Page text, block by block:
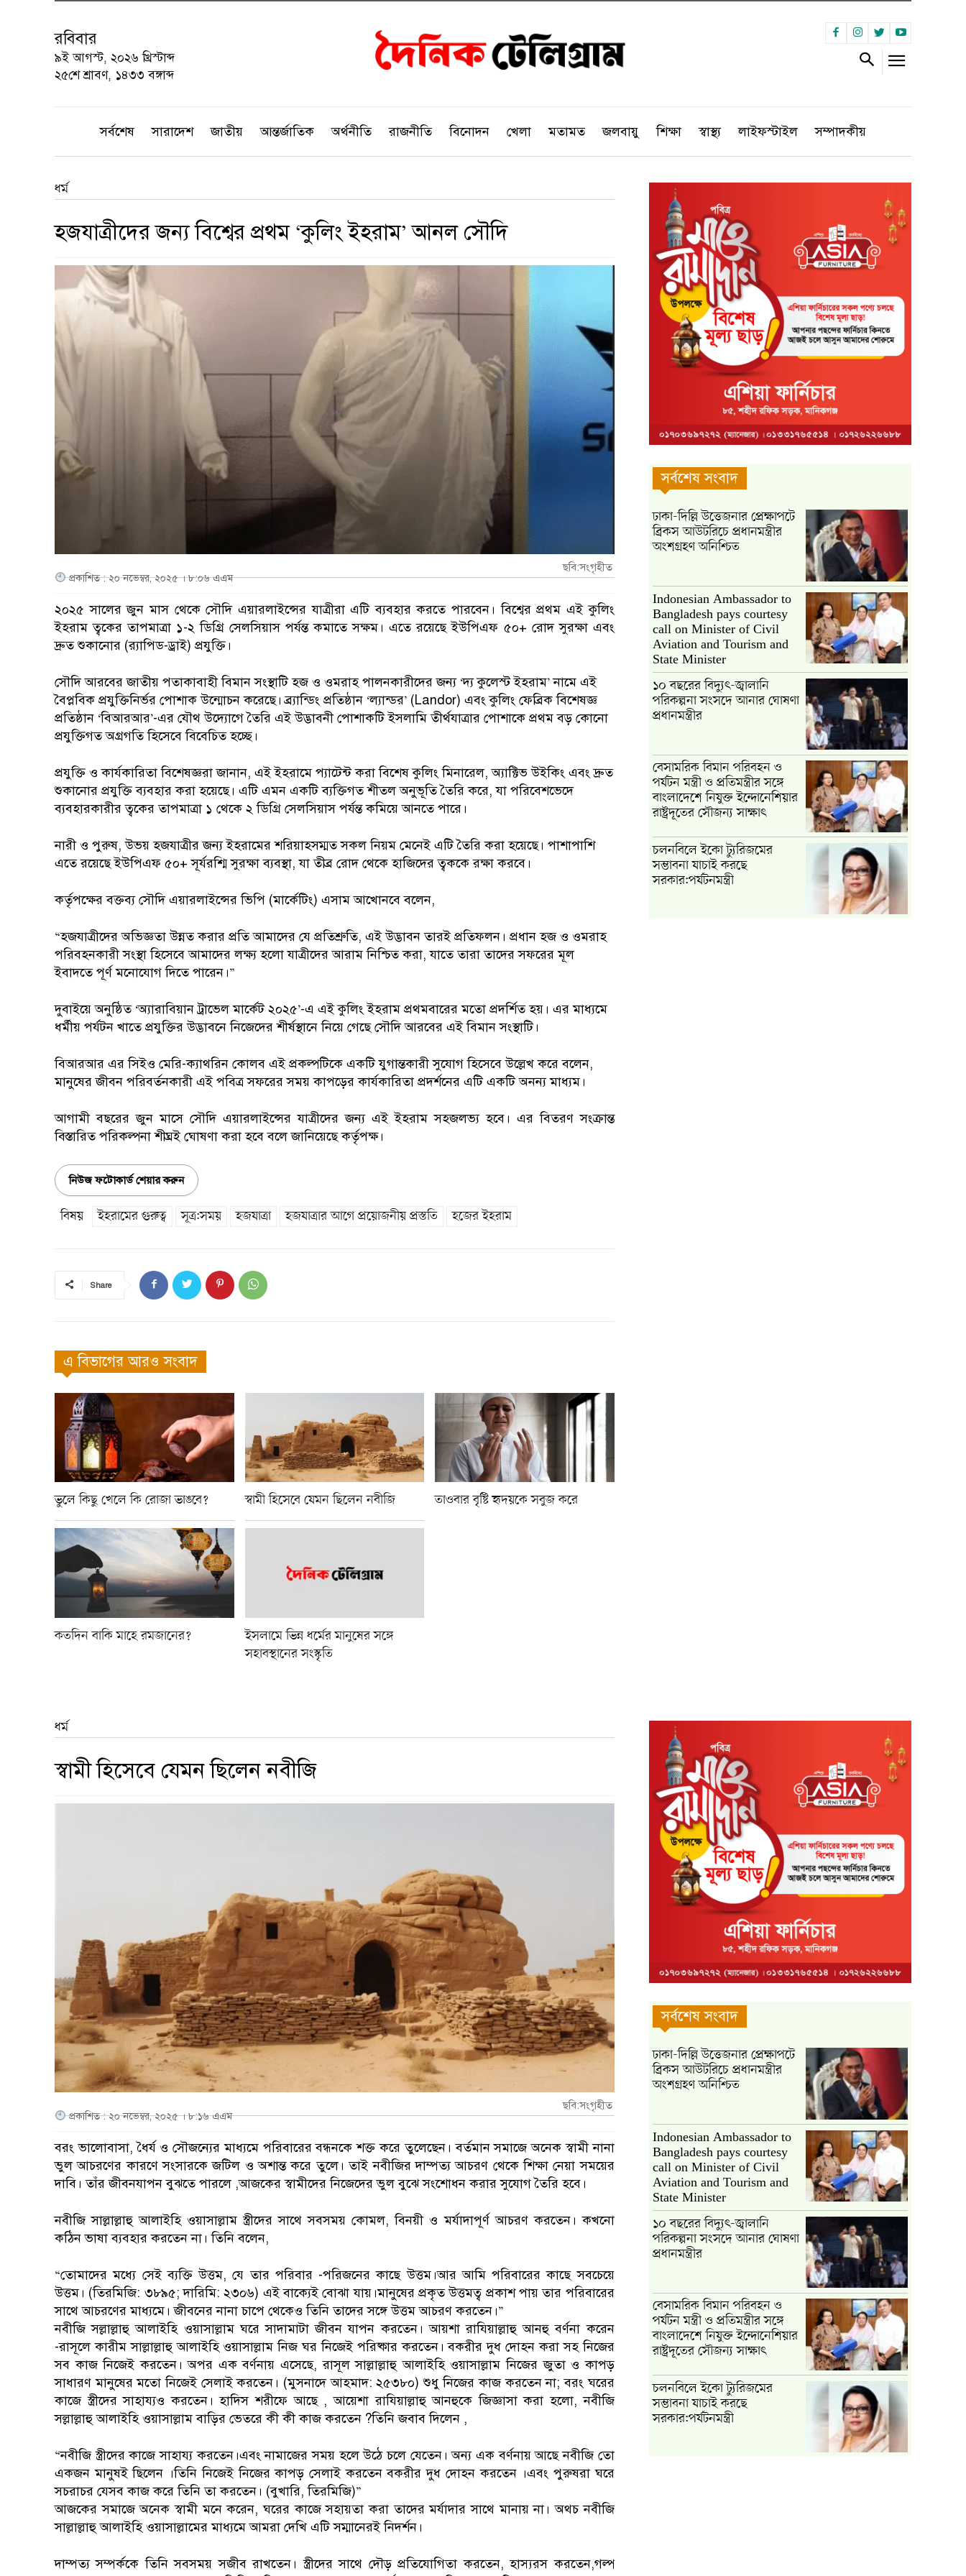
রবিবার
৯ই আগস্ট, ২০২৬ খ্রিস্টাব্দ
২৫শে শ্রাবণ, ১৪৩৩ বঙ্গাব্দ
সর্বশেষ সারাদেশ জাতীয় আন্তর্জাতিক অর্থনীতি রাজনীতি বিনোদন খেলা মতামত জলবায়ু শিক্ষা স্বাস্থ্য লাইফস্টাইল সম্পাদকীয়
ধর্ম
হজযাত্রীদের জন্য বিশ্বের প্রথম ‘কুলিং ইহরাম’ আনল সৌদি
ছবি:সংগৃহীত
প্রকাশিত : ২০ নভেম্বর, ২০২৫ । ৮:০৬ এএম
২০২৫ সালের জুন মাস থেকে সৌদি এয়ারলাইন্সের যাত্রীরা এটি ব্যবহার করতে পারবেন। বিশ্বের প্রথম এই কুলিং
ইহরাম ত্বকের তাপমাত্রা ১-২ ডিগ্রি সেলসিয়াস পর্যন্ত কমাতে সক্ষম। এতে রয়েছে ইউপিএফ ৫০+ রোদ সুরক্ষা এবং
দ্রুত শুকানোর (র‍্যাপিড-ড্রাই) প্রযুক্তি।
সৌদি আরবের জাতীয় পতাকাবাহী বিমান সংস্থাটি হজ ও ওমরাহ পালনকারীদের জন্য ‘দ্য কুলেস্ট ইহরাম’ নামে এই
বৈপ্লবিক প্রযুক্তিনির্ভর পোশাক উন্মোচন করেছে। ব্র্যান্ডিং প্রতিষ্ঠান ‘ল্যান্ডর’ (Landor) এবং কুলিং ফেব্রিক বিশেষজ্ঞ
প্রতিষ্ঠান ‘বিআরআর’-এর যৌথ উদ্যোগে তৈরি এই উদ্ভাবনী পোশাকটি ইসলামি তীর্থযাত্রার পোশাকে প্রথম বড় কোনো
প্রযুক্তিগত অগ্রগতি হিসেবে বিবেচিত হচ্ছে।
প্রযুক্তি ও কার্যকারিতা বিশেষজ্ঞরা জানান, এই ইহরামে প্যাটেন্ট করা বিশেষ কুলিং মিনারেল, অ্যাক্টিভ উইকিং এবং দ্রুত
শুকানোর প্রযুক্তি ব্যবহার করা হয়েছে। এটি এমন একটি ব্যক্তিগত শীতল অনুভূতি তৈরি করে, যা পরিবেশভেদে
ব্যবহারকারীর ত্বকের তাপমাত্রা ১ থেকে ২ ডিগ্রি সেলসিয়াস পর্যন্ত কমিয়ে আনতে পারে।
নারী ও পুরুষ, উভয় হজযাত্রীর জন্য ইহরামের শরিয়াহসম্মত সকল নিয়ম মেনেই এটি তৈরি করা হয়েছে। পাশাপাশি
এতে রয়েছে ইউপিএফ ৫০+ সূর্যরশ্মি সুরক্ষা ব্যবস্থা, যা তীব্র রোদ থেকে হাজিদের ত্বককে রক্ষা করবে।
কর্তৃপক্ষের বক্তব্য সৌদি এয়ারলাইন্সের ভিপি (মার্কেটিং) এসাম আখোনবে বলেন,
“হজযাত্রীদের অভিজ্ঞতা উন্নত করার প্রতি আমাদের যে প্রতিশ্রুতি, এই উদ্ভাবন তারই প্রতিফলন। প্রধান হজ ও ওমরাহ
পরিবহনকারী সংস্থা হিসেবে আমাদের লক্ষ্য হলো যাত্রীদের আরাম নিশ্চিত করা, যাতে তারা তাদের সফরের মূল
ইবাদতে পূর্ণ মনোযোগ দিতে পারেন।”
দুবাইয়ে অনুষ্ঠিত ‘অ্যারাবিয়ান ট্রাভেল মার্কেট ২০২৫’-এ এই কুলিং ইহরাম প্রথমবারের মতো প্রদর্শিত হয়। এর মাধ্যমে
ধর্মীয় পর্যটন খাতে প্রযুক্তির উদ্ভাবনে নিজেদের শীর্ষস্থানে নিয়ে গেছে সৌদি আরবের এই বিমান সংস্থাটি।
বিআরআর এর সিইও মেরি-ক্যাথরিন কোলব এই প্রকল্পটিকে একটি যুগান্তকারী সুযোগ হিসেবে উল্লেখ করে বলেন,
মানুষের জীবন পরিবর্তনকারী এই পবিত্র সফরের সময় কাপড়ের কার্যকারিতা প্রদর্শনের এটি একটি অনন্য মাধ্যম।
আগামী বছরের জুন মাসে সৌদি এয়ারলাইন্সের যাত্রীদের জন্য এই ইহরাম সহজলভ্য হবে। এর বিতরণ সংক্রান্ত
বিস্তারিত পরিকল্পনা শীঘ্রই ঘোষণা করা হবে বলে জানিয়েছে কর্তৃপক্ষ।
নিউজ ফটোকার্ড শেয়ার করুন
বিষয় ইহরামের গুরুত্ব সূত্র:সময় হজযাত্রা হজযাত্রার আগে প্রয়োজনীয় প্রস্ততি হজের ইহরাম
Share
এ বিভাগের আরও সংবাদ
ভুলে কিছু খেলে কি রোজা ভাঙবে? স্বামী হিসেবে যেমন ছিলেন নবীজি তাওবার বৃষ্টি হৃদয়কে সবুজ করে
কতদিন বাকি মাহে রমজানের?
ইসলামে ভিন্ন ধর্মের মানুষের সঙ্গে
সহাবস্থানের সংস্কৃতি
সর্বশেষ সংবাদ
ঢাকা-দিল্লি উত্তেজনার প্রেক্ষাপটে
ব্রিকস আউটরিচে প্রধানমন্ত্রীর
অংশগ্রহণ অনিশ্চিত
Indonesian Ambassador to
Bangladesh pays courtesy
call on Minister of Civil
Aviation and Tourism and
State Minister
১০ বছরের বিদ্যুৎ-জ্বালানি
পরিকল্পনা সংসদে আনার ঘোষণা
প্রধানমন্ত্রীর
বেসামরিক বিমান পরিবহন ও
পর্যটন মন্ত্রী ও প্রতিমন্ত্রীর সঙ্গে
বাংলাদেশে নিযুক্ত ইন্দোনেশিয়ার
রাষ্ট্রদূতের সৌজন্য সাক্ষাৎ
চলনবিলে ইকো ট্যুরিজমের
সম্ভাবনা যাচাই করছে
সরকার:পর্যটনমন্ত্রী